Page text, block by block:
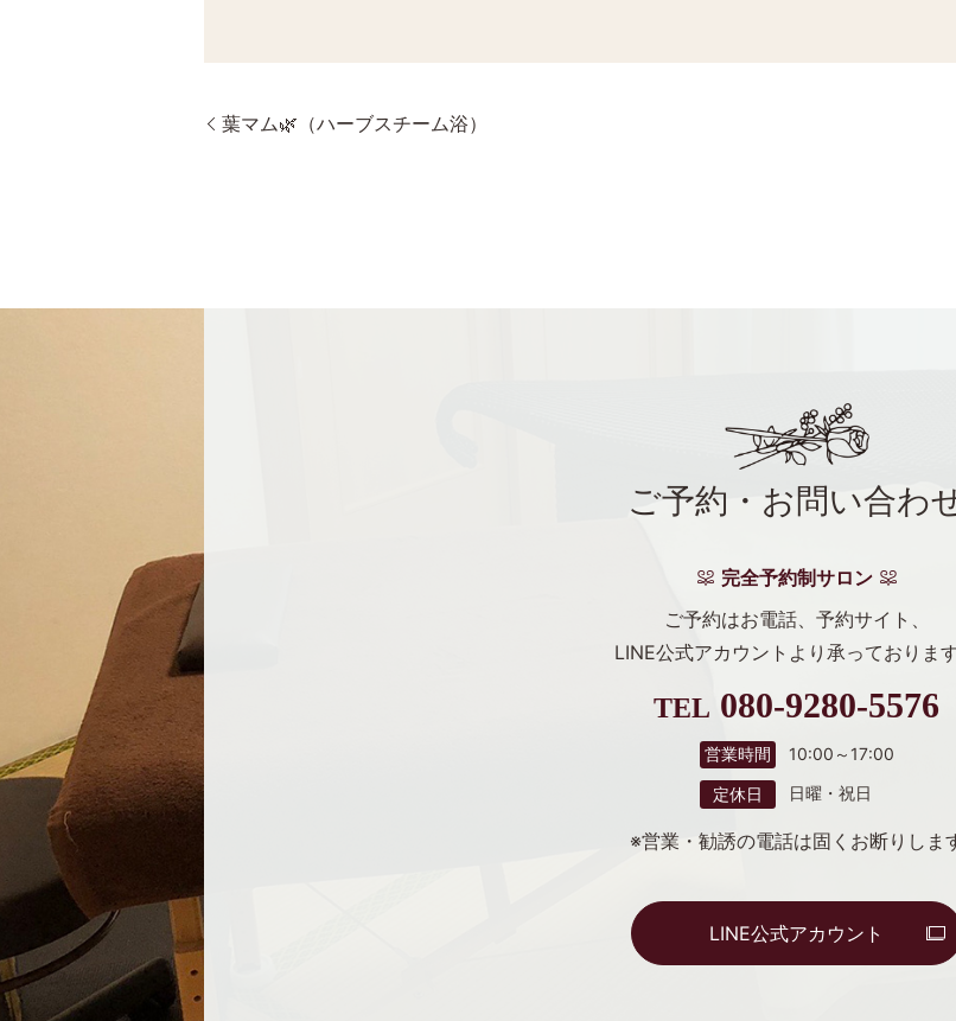
葉マム🌿（ハーブスチーム浴）
ご予約・お問い合わ
完全予約制サロン
ご予約はお電話、予約サイト、
LINE公式アカウントより 承っております
TEL 080-9280-5576
営業時間 10:00～17:00
定休日 日曜・祝日
※営業・勧誘の電話は固くお断りしま
LINE公式アカウント